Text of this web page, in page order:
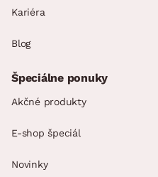
Kariéra
Blog
Špeciálne ponuky
Akčné produkty
E-shop špeciál
Novinky